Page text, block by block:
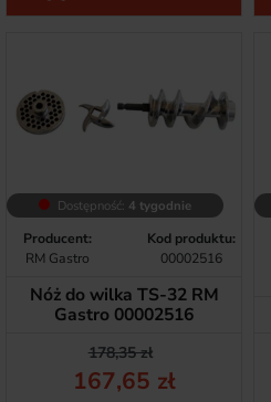
Dostępność: 4 tygodnie
Producent:
RM Gastro
Kod produktu:
00002516
Nóż do wilka TS-32 RM
Gastro 00002516
Cena podstawowa
178,35 zł
Cena
167,65 zł